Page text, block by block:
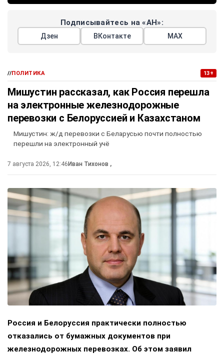
Подписывайтесь на «АН»:
Дзен ВКонтакте МАХ
//ПОЛИТИКА 13+
Мишустин рассказал, как Россия перешла
на электронные железнодорожные
перевозки с Белоруссией и Казахстаном
Мишустин: ж/д перевозки с Беларусью почти полностью
перешли на электронный учё
7 августа 2026, 12:46Иван Тихонов ,
Россия и Белоруссия практически полностью
отказались от бумажных документов при
железнодорожных перевозках. Об этом заявил